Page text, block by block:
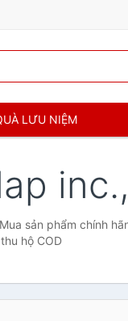
LƯU NIỆM
sản phẩm chính
hộ COD